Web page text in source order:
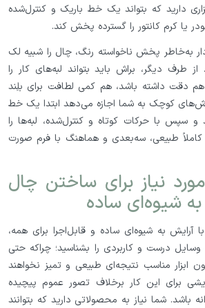
دارید که بتواند یک خط باریک و کنترل‌شده
یا کرم کانتور را گسترده پخش کند.
به‌خاطر پخش ناخواسته رنگ، چال را شبیه لک
طرف دیگر، براش باید بتواند لبه‌های کار را
دقت داشته باشد، هم کمی لطافت برای بلِند
کوچک به شما اجازه می‌دهد ابتدا یک خط
و سپس با حرکات کوتاه و کنترل‌شده، لبه‌ها را
طبیعی، سه‌بعدی و هماهنگ با فرم صورت
مورد نیاز برای ساختن چال
به شیوه‌ای ساده
آرایش به شیوه‌ای ساده و قابل‌اجرا برای همه،
درست و کاربردی را بشناسید؛ چراکه حتی
ابزار مناسب نتیجه‌ای طبیعی و تمیز نخواهند
برای این کار برخلاف تصور عموم پیچیده
باشد. شما نیاز به محصولاتی دارید که بتوانند